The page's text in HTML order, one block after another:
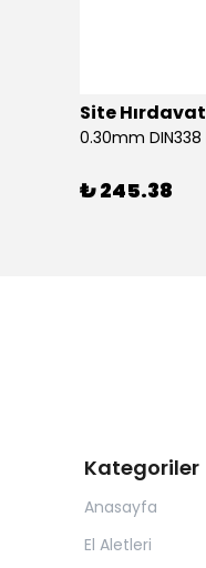
Site Hırdavat
₺ 245.38
Kategoriler
Anasayfa
El Aletleri